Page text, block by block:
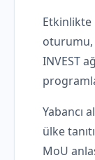
Etkinlikte
oturumu,
INVEST
Yabancı
ülke
MoU